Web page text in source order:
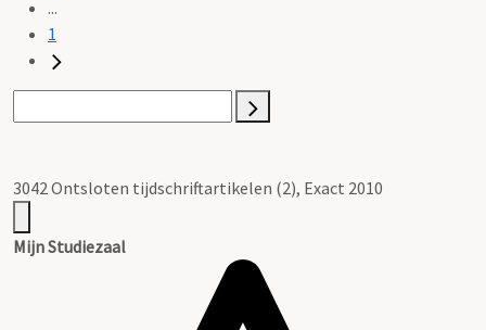
...
1
3042 Ontsloten tijdschriftartikelen (2), Exact 2010
Mijn Studiezaal